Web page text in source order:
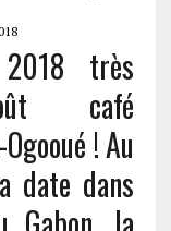
très
café
! Au
date dans